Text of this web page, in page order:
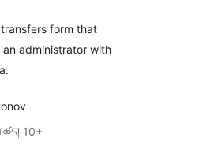
form that
administrator with
10+